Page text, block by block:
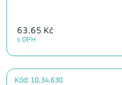
63.65 Kč
s DPH
Kód: 10.34.630